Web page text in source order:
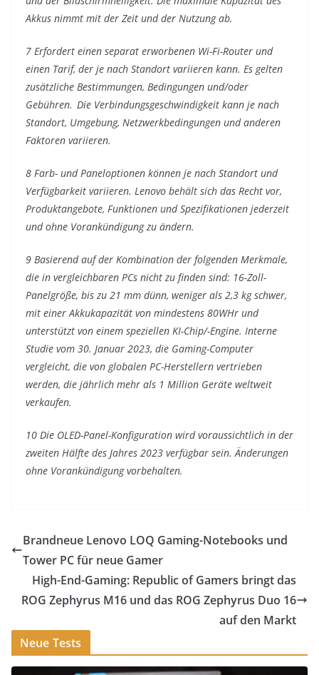
Akkus nimmt mit der Zeit und der Nutzung ab.
7 Erfordert einen separat erworbenen Wi-Fi-Router und
einen Tarif, der je nach Standort variieren kann. Es gelten
zusätzliche Bestimmungen, Bedingungen und/oder
Gebühren. Die Verbindungsgeschwindigkeit kann je nach
Standort, Umgebung, Netzwerkbedingungen und anderen
Faktoren variieren.
8 Farb- und Paneloptionen können je nach Standort und
Verfügbarkeit variieren. Lenovo behält sich das Recht vor,
Produktangebote, Funktionen und Spezifikationen jederzeit
und ohne Vorankündigung zu ändern.
9 Basierend auf der Kombination der folgenden Merkmale,
die in vergleichbaren PCs nicht zu finden sind: 16-Zoll-
Panelgröße, bis zu 21 mm dünn, weniger als 2,3 kg schwer,
mit einer Akkukapazität von mindestens 80WHr und
unterstützt von einem speziellen KI-Chip/-Engine. Interne
Studie vom 30. Januar 2023, die Gaming-Computer
vergleicht, die von globalen PC-Herstellern vertrieben
werden, die jährlich mehr als 1 Million Geräte weltweit
verkaufen.
10 Die OLED-Panel-Konfiguration wird voraussichtlich in der
zweiten Hälfte des Jahres 2023 verfügbar sein. Änderungen
ohne Vorankündigung vorbehalten.
Brandneue Lenovo LOQ Gaming-Notebooks und
Tower PC für neue Gamer
High-End-Gaming: Republic of Gamers bringt das
ROG Zephyrus M16 und das ROG Zephyrus Duo 16
auf den Markt
Neue Tests